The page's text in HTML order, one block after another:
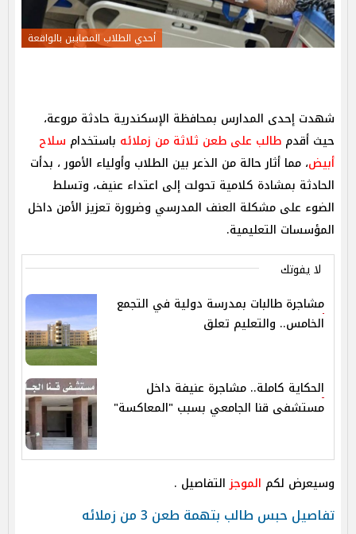
أحدي الطلاب المصابين بالواقعة
شهدت إحدى المدارس بمحافظة الإسكندرية حادثة مروعة،
حيث أقدم طالب على طعن ثلاثة من زملائه باستخدام سلاح
أبيض، مما أثار حالة من الذعر بين الطلاب وأولياء الأمور ، بدأت
الحادثة بمشادة كلامية تحولت إلى اعتداء عنيف، وتسلط
الضوء على مشكلة العنف المدرسي وضرورة تعزيز الأمن داخل
المؤسسات التعليمية.
لا يفوتك
مشاجرة طالبات بمدرسة دولية في التجمع
الخامس.. والتعليم تعلق
الحكاية كاملة.. مشاجرة عنيفة داخل
مستشفى قنا الجامعي بسبب "المعاكسة"
وسيعرض لكم الموجزالتفاصيل .
تفاصيل حبس طالب بتهمة طعن 3 من زملائه